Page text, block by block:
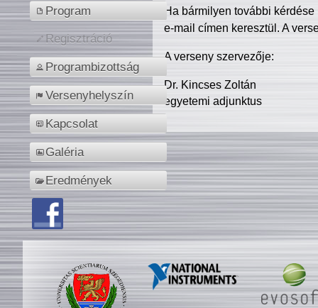
Program
Regisztráció
Programbizottság
Versenyhelyszín
Kapcsolat
Galéria
Eredmények
Ha bármilyen további
e-mail címen keresztül. A
A verseny szervezője:
Dr. Kincses Zoltán
egyetemi adjunktus